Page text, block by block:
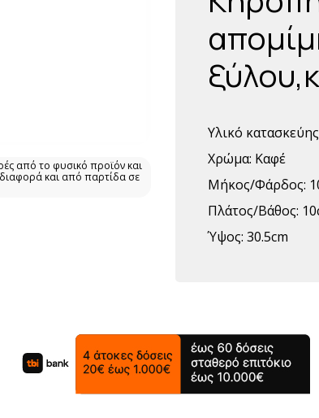
από το φυσικό προϊόν και
και από παρτίδα σε
Υλικό
Χρώμα: Καφέ
Μήκος/Φάρδος:
Πλάτος/Βάθος:
Ύψος: 30.5cm